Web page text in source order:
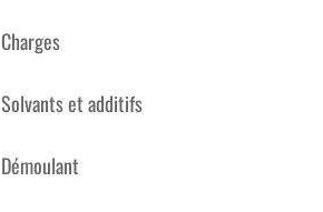
Charges
Solvants et additifs
Démoulant